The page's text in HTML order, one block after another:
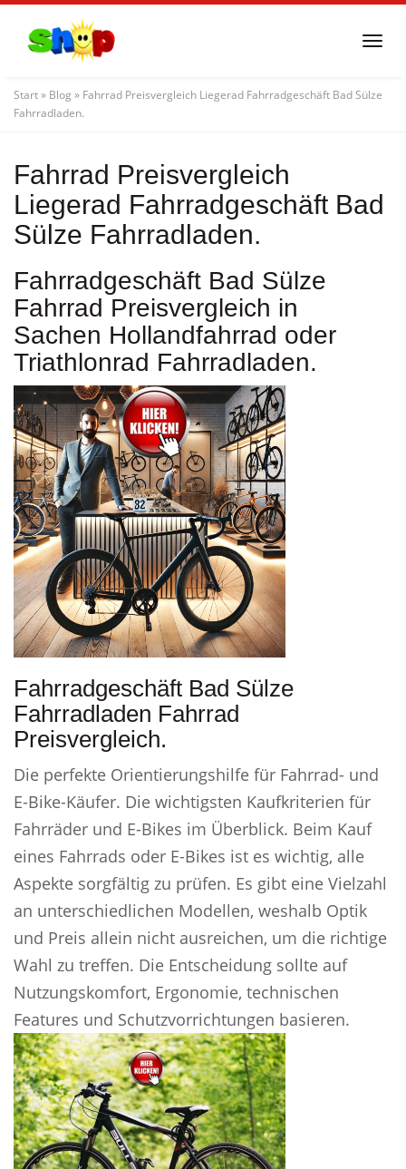
content
Start» Blog » Fahrrad Preisvergleich Liegerad Fahrradgeschäft Bad Sülze
Fahrradladen.
Fahrrad Preisvergleich
Liegerad Fahrradgeschäft Bad
Sülze Fahrradladen.
Fahrradgeschäft Bad Sülze
Fahrrad Preisvergleich in
Sachen Hollandfahrrad oder
Triathlonrad Fahrradladen.
Fahrradgeschäft Bad Sülze
Fahrradladen Fahrrad
Preisvergleich.
Die perfekte Orientierungshilfe für Fahrrad- und
E-Bike-Käufer. Die wichtigsten Kaufkriterien für
Fahrräder und E-Bikes im Überblick. Beim Kauf
eines Fahrrads oder E-Bikes ist es wichtig, alle
Aspekte sorgfältig zu prüfen. Es gibt eine Vielzahl
an unterschiedlichen Modellen, weshalb Optik
und Preis allein nicht ausreichen, um die richtige
Wahl zu treffen. Die Entscheidung sollte auf
Nutzungskomfort, Ergonomie, technischen
Features und Schutzvorrichtungen basieren.